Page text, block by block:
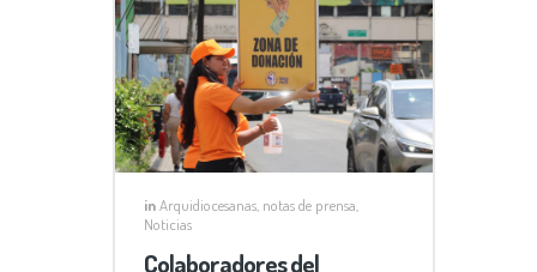
inArquidiocesanas notas de prensa
Noticias
Colaboradores del